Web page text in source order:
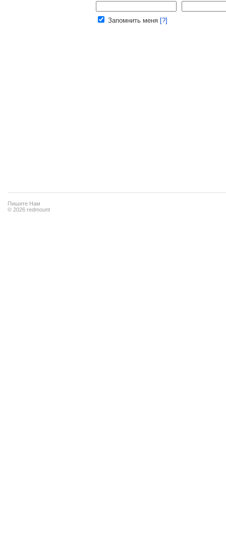
Запомнить меня [?]
Пишите Нам
© 2026 redmount